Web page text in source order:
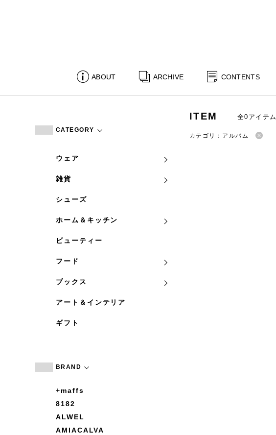
ABOUT ARCHIVE CONTENTS
CATEGORY
ウェア
雑貨
シューズ
ホーム＆キッチン
ビューティー
フード
ブックス
アート＆インテリア
ギフト
BRAND
+maffs
8182
ALWEL
AMIACALVA
ITEM 全0アイテム
カテゴリ：アルバム